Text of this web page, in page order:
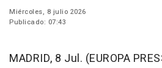
Miércoles, 8 julio 2026
Publicado: 07:43
MADRID, 8 Jul. (EUROPA